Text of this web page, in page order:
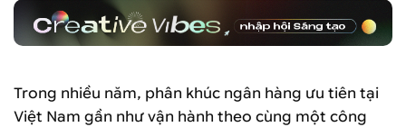
Trong nhiều năm, phân khúc ngân hàng ưu tiên tại
Việt Nam gần như vận hành theo cùng một công